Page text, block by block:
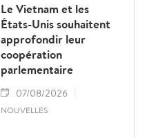
Le Vietnam et les
États-Unis souhaitent
approfondir leur
coopération
parlementaire
07/08/2026
NOUVELLES